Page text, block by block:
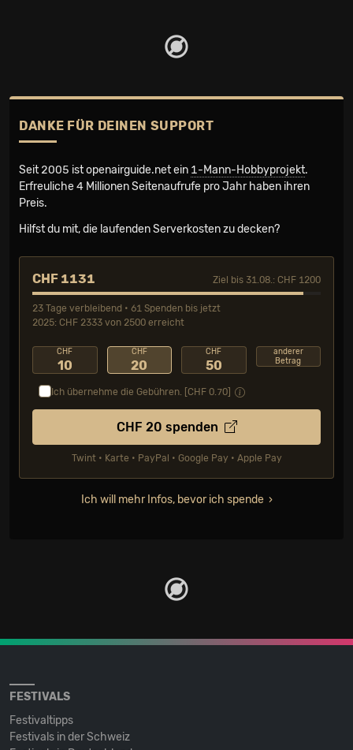
DANKE FÜR DEINEN SUPPORT
Seit 2005 ist openairguide.net ein 1-Mann-Hobbyprojekt.
Erfreuliche 4 Millionen Seiten­aufrufe pro Jahr haben ihren
Preis.
Hilfst du mit, die laufenden Serverkosten zu decken?
CHF 1131 Ziel bis 31.08.: CHF 1200
23 Tage verbleibend • 61 Spenden bis jetzt
2025: CHF 2333 von 2500 erreicht
CHF
10
CHF
20
CHF
50
anderer
Betrag
Ich übernehme die Gebühren. [CHF 0.70
CHF 20 spenden
Twint • Karte • PayPal • Google Pay • Apple Pay
Ich will mehr Infos, bevor ich spende
FESTIVALS
Festivaltipps
Festivals in der Schweiz